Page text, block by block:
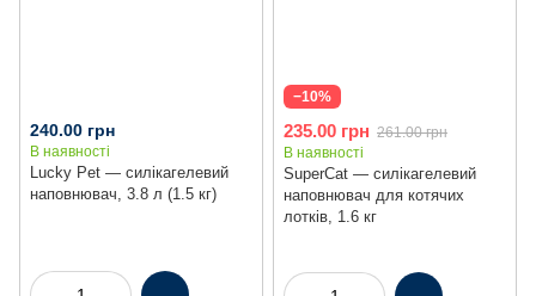
Lucky Pet — силікагелевий
наповнювач, 3.8 л (1.5 кг)
240.00 грн
В наявності
−10%
SuperCat — cилікагелевий
наповнювач для котячих
лотків, 1.6 кг
235.00 грн 261.00 грн
В наявності